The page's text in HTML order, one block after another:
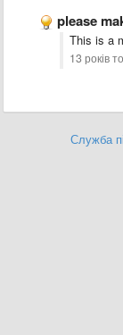
please
This is a
13 років
Служба